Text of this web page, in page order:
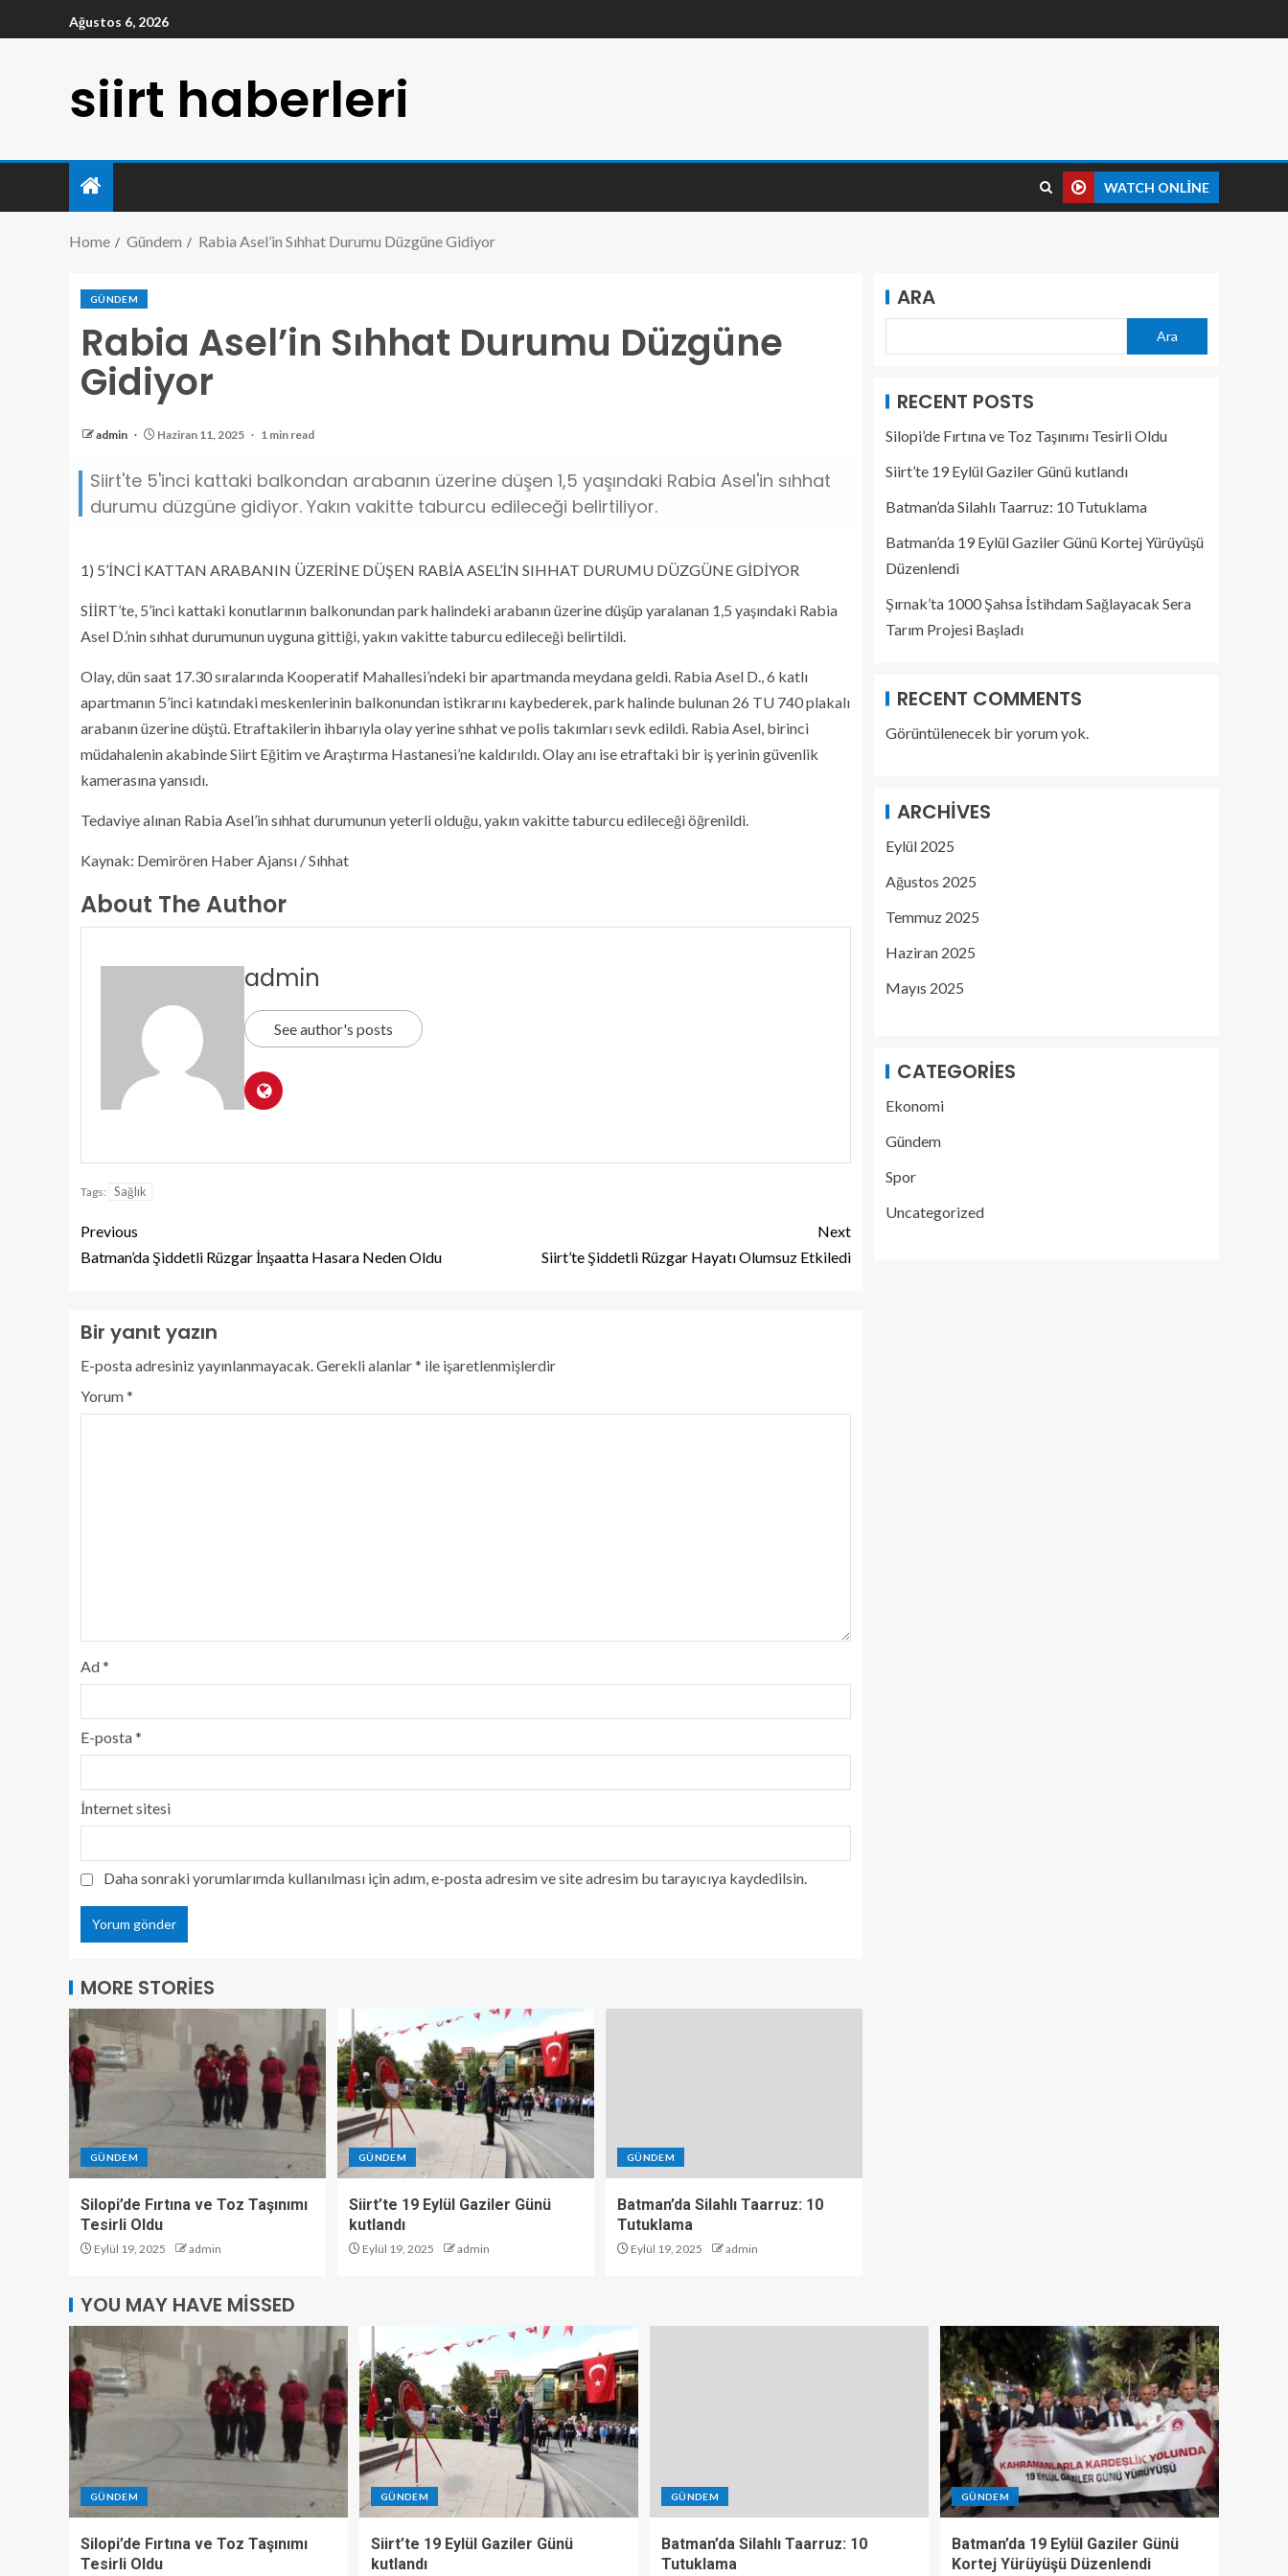
Ağustos 6, 2026
siirt haberleri
WATCH ONLINE
Home Gündem Rabia Asel’in Sıhhat Durumu Düzgüne Gidiyor
GÜNDEM
Rabia Asel’in Sıhhat Durumu Düzgüne
Gidiyor
admin Haziran 11, 2025 1 min read
Siirt'te 5'inci kattaki balkondan arabanın üzerine düşen 1,5 yaşındaki Rabia Asel'in sıhhat
durumu düzgüne gidiyor. Yakın vakitte taburcu edileceği belirtiliyor.
1) 5’İNCİ KATTAN ARABANIN ÜZERİNE DÜŞEN RABİA ASEL’İN SIHHAT DURUMU DÜZGÜNE GİDİYOR
SİİRT’te, 5’inci kattaki konutlarının balkonundan park halindeki arabanın üzerine düşüp yaralanan 1,5 yaşındaki Rabia
Asel D.’nin sıhhat durumunun uyguna gittiği, yakın vakitte taburcu edileceği belirtildi.
Olay, dün saat 17.30 sıralarında Kooperatif Mahallesi’ndeki bir apartmanda meydana geldi. Rabia Asel D., 6 katlı
apartmanın 5’inci katındaki meskenlerinin balkonundan istikrarını kaybederek, park halinde bulunan 26 TU 740 plakalı
arabanın üzerine düştü. Etraftakilerin ihbarıyla olay yerine sıhhat ve polis takımları sevk edildi. Rabia Asel, birinci
müdahalenin akabinde Siirt Eğitim ve Araştırma Hastanesi’ne kaldırıldı. Olay anı ise etraftaki bir iş yerinin güvenlik
kamerasına yansıdı.
Tedaviye alınan Rabia Asel’in sıhhat durumunun yeterli olduğu, yakın vakitte taburcu edileceği öğrenildi.
Kaynak: Demirören Haber Ajansı / Sıhhat
About The Author
admin
See author's posts
Tags: Sağlık
Previous
Batman’da Şiddetli Rüzgar İnşaatta Hasara Neden Oldu
Next
Siirt’te Şiddetli Rüzgar Hayatı Olumsuz Etkiledi
Bir yanıt yazın
E-posta adresiniz yayınlanmayacak.Gerekli alanlar* ile işaretlenmişlerdir
Yorum*
Ad*
E-posta*
İnternet sitesi
Daha sonraki yorumlarımda kullanılması için adım, e-posta adresim ve site adresim bu tarayıcıya kaydedilsin.
MORE STORIES
GÜNDEM
Silopi’de Fırtına ve Toz Taşınımı
Tesirli Oldu
Eylül 19, 2025 admin
GÜNDEM
Siirt’te 19 Eylül Gaziler Günü
kutlandı
Eylül 19, 2025 admin
GÜNDEM
Batman’da Silahlı Taarruz: 10
Tutuklama
Eylül 19, 2025 admin
ARA
Ara
RECENT POSTS
Silopi’de Fırtına ve Toz Taşınımı Tesirli Oldu
Siirt’te 19 Eylül Gaziler Günü kutlandı
Batman’da Silahlı Taarruz: 10 Tutuklama
Batman’da 19 Eylül Gaziler Günü Kortej Yürüyüşü
Düzenlendi
Şırnak’ta 1000 Şahsa İstihdam Sağlayacak Sera
Tarım Projesi Başladı
RECENT COMMENTS
Görüntülenecek bir yorum yok.
ARCHIVES
Eylül 2025
Ağustos 2025
Temmuz 2025
Haziran 2025
Mayıs 2025
CATEGORIES
Ekonomi
Gündem
Spor
Uncategorized
YOU MAY HAVE MISSED
GÜNDEM
Silopi’de Fırtına ve Toz Taşınımı
Tesirli Oldu
GÜNDEM
Siirt’te 19 Eylül Gaziler Günü
kutlandı
GÜNDEM
Batman’da Silahlı Taarruz: 10
Tutuklama
GÜNDEM
Batman’da 19 Eylül Gaziler Günü
Kortej Yürüyüşü Düzenlendi